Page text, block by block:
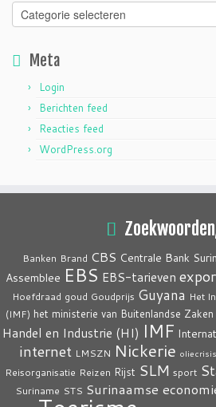
Categorieën
Meta
Login
Berichten feed
Reacties feed
WordPress.org
Banken Brand CBS Centrale Bank
Assemblee EBS EBS-tarieven
Hoefdraad goud Goudprijs Guyana Het
(IMF) het ministerie van Buitenlandse Zaken
Handel en Industrie (HI) IMF
internet LMSZN Nickerie oliecrisis
Reisorganisatie Reizen Rijst SLM sport
Suriname STS Surinaamse